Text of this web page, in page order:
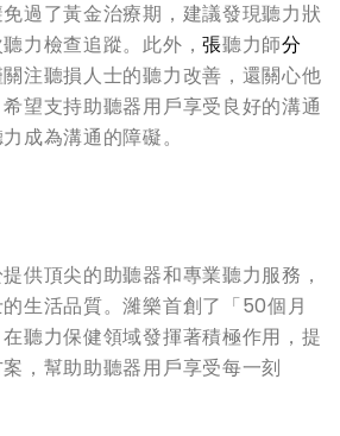
過了黃金治療期，建議發現聽力狀
力檢查追蹤。此外，張聽力師分
注聽損人士的聽力改善，還關心他
望支持助聽器用戶享受良好的溝通
成為溝通的障​​礙。
供頂尖的助聽器和專業聽力服務，
生活品質。濰樂首創了「50個月
聽力保健領域發揮著積極作用，提
，幫助助聽器用戶享受每一刻